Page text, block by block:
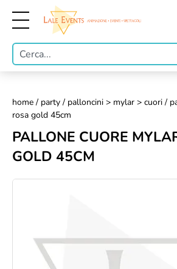
home / party / palloncini > mylar > cuori /
rosa gold 45cm
PALLONE CUORE
GOLD 45CM